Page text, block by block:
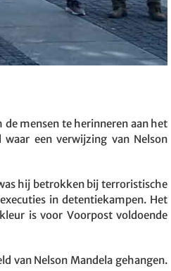
mensen te herinneren aan het
een verwijzing van Nelson
hij betrokken bij terroristische
in detentiekampen. Het
is voor Voorpost voldoende
van Nelson Mandela gehangen.